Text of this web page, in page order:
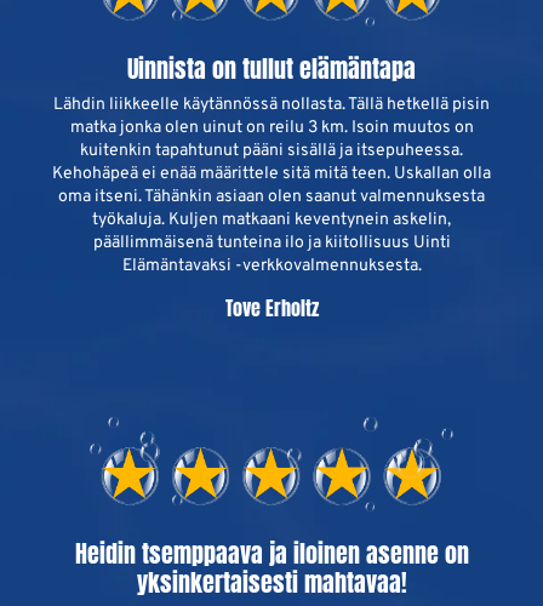
Uinnista on tullut elämäntapa
Lähdin liikkeelle käytännössä nollasta. Tällä hetkellä pisin
matka jonka olen uinut on reilu 3 km. Isoin muutos on
kuitenkin tapahtunut pääni sisällä ja itsepuheessa.
Kehohäpeä ei enää määrittele sitä mitä teen. Uskallan olla
oma itseni. Tähänkin asiaan olen saanut valmennuksesta
työkaluja. Kuljen matkaani keventynein askelin,
päällimmäisenä tunteina ilo ja kiitollisuus Uinti
Elämäntavaksi -verkkovalmennuksesta.
Tove Erholtz
Heidin tsemppaava ja iloinen asenne on
yksinkertaisesti mahtavaa!